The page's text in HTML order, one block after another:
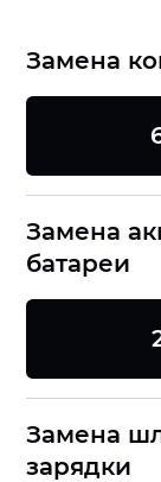
Замена
Замена
батареи
Замена
зарядки